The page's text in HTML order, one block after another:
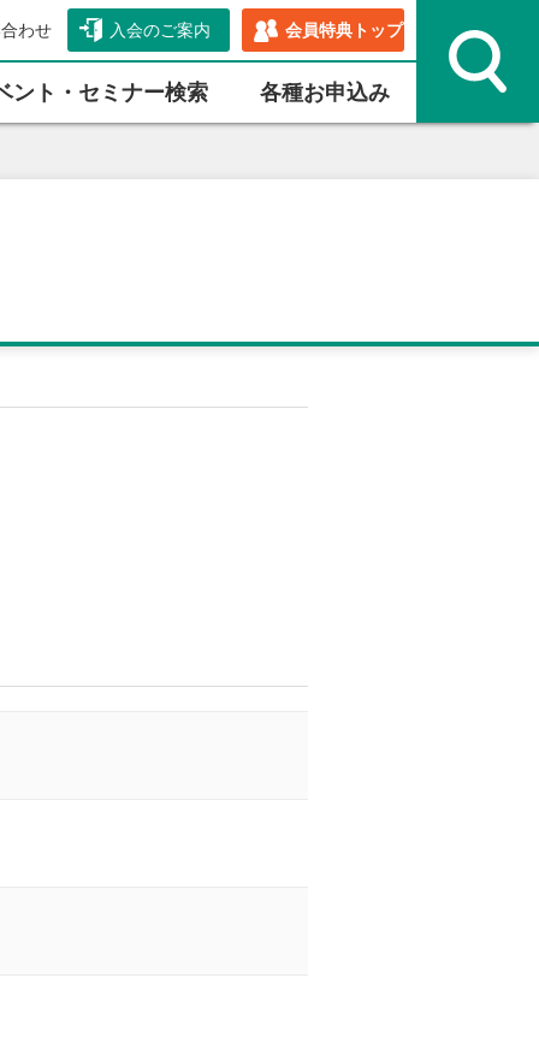
わせ 入会のご案内 会員特典トップ
ント・セミナー検索 各種お申込み